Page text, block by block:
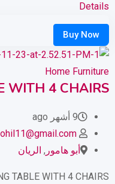
Details
Home Furniture
WITH 4 CHAIRS
9 أشهر ago
أبو هامور , الريان
TABLE WITH 4 CHAIRS